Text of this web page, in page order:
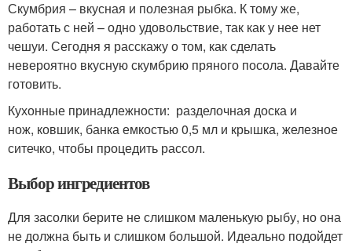
Скумбрия – вкусная и полезная рыбка. К тому же,
работать с ней – одно удовольствие, так как у нее нет
чешуи. Сегодня я расскажу о том, как сделать
невероятно вкусную скумбрию пряного посола. Давайте
готовить.
Кухонные принадлежности: разделочная доска и
нож, ковшик, банка емкостью 0,5 мл и крышка, железное
ситечко, чтобы процедить рассол.
Выбор ингредиентов
Для засолки берите не слишком маленькую рыбу, но она
не должна быть и слишком большой. Идеально подойдет